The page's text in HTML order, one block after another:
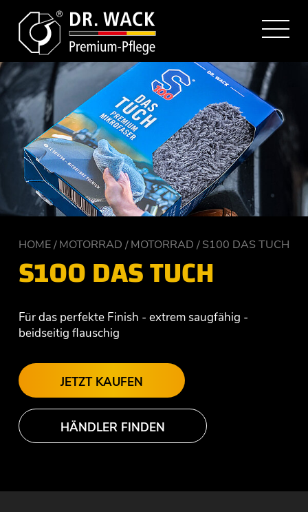
HOME MOTORRAD MOTORRAD S100 DAS TUCH
S100 DAS TUCH
Für das perfekte Finish - extrem saugfähig -
beidseitig flauschig
JETZT KAUFEN
HÄNDLER FINDEN